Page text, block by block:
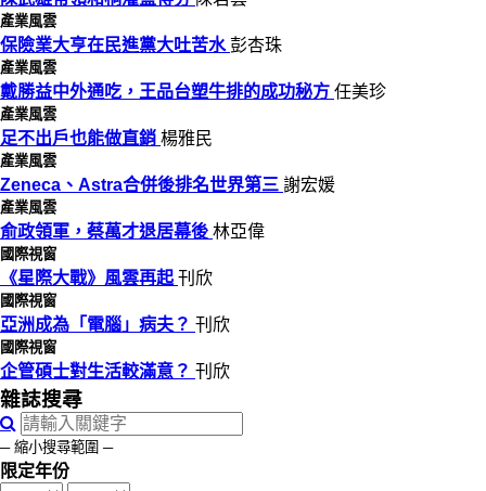
產業風雲
保險業大亨在民進黨大吐苦水彭杏珠
產業風雲
戴勝益中外通吃，王品台塑牛排的成功秘方 任美珍
產業風雲
足不出戶也能做直銷 楊雅民
產業風雲
Zeneca、Astra合併後排名世界第三 謝宏媛
產業風雲
俞政領軍，蔡萬才退居幕後 林亞偉
國際視窗
《星際大戰》風雲再起 刊欣
國際視窗
亞洲成為「電腦」病夫？ 刊欣
國際視窗
企管碩士對生活較滿意？ 刊欣
雜誌搜尋
─ 縮小搜尋範圍 ─
限定年份